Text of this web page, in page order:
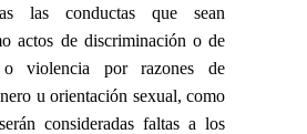
las conductas que sean
actos de discriminación o de
o violencia por razones de
u orientación sexual, como
consideradas faltas a los